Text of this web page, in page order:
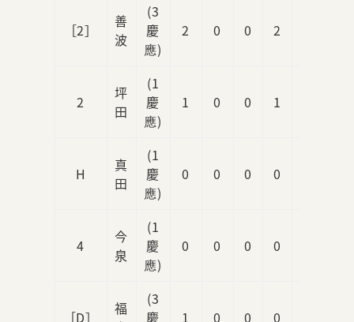
［2］
善
波
(3
慶
應)
2 0 0 2
2
坪
田
(1
慶
應)
1 0 0 1
H
真
田
(1
慶
應)
0 0 0 0
4
今
泉
(1
慶
應)
0 0 0 0
［D］
福
(3
慶
1 0 0 0